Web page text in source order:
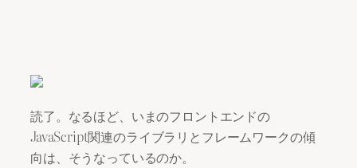
読了。なるほど、いまのフロントエンドの
JavaScript関連のライブラリとフレームワークの傾
向は、そうなっているのか。